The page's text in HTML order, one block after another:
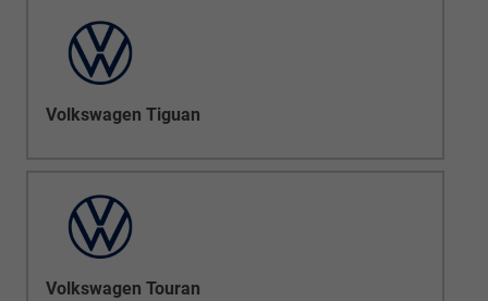
Volkswagen Tiguan
Volkswagen Touran